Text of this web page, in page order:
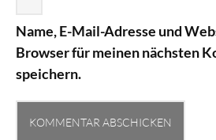
Name, E-Mail-Adresse und
Browser für meinen nächsten
speichern.